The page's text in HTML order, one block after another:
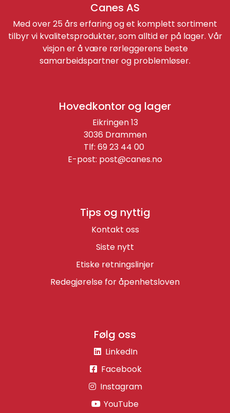
Canes AS
Med over 25 års erfaring og et komplett sortiment
tilbyr vi kvalitetsprodukter, som alltid er på lager. Vår
visjon er å være rørleggerens beste
samarbeidspartner og problemløser.
Tips og nyttig
Kontakt oss
Siste nytt
Etiske retningslinjer
Redegjørelse for åpenhetsloven
Følg oss
LinkedIn
Facebook
Instagram
YouTube
Hovedkontor og lager
Eikringen 13
3036 Drammen
Tlf: 69 23 44 00
E-post: post@canes.no